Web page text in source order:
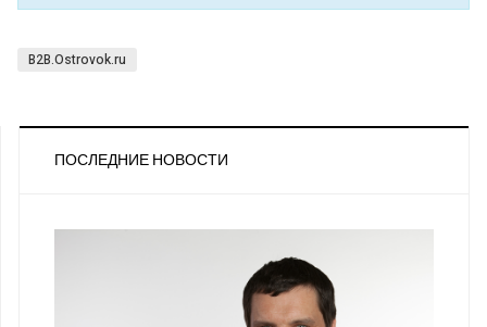
B2B.Ostrovok.ru
ПОСЛЕДНИЕ НОВОСТИ